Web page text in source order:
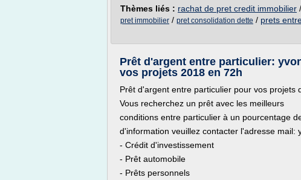
Thèmes liés : rachat de pret credit immobilier /
pret immobilier / pret consolidation dette / prets
Prêt d'argent entre particulier:
vos projets 2018 en 72h
Prêt d'argent entre particulier pour vos projets
Vous recherchez un prêt avec les meilleurs
conditions entre particulier à un pourcentage
d'information veuillez contacter l'adresse mail:
- Crédit d'investissement
- Prêt automobile
- Prêts personnels